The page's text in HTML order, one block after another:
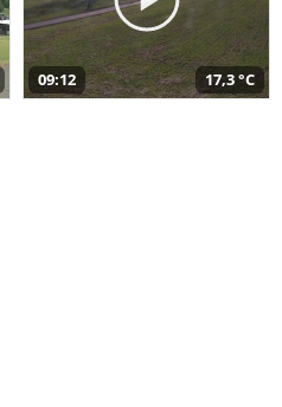
09:12 17,3 °C